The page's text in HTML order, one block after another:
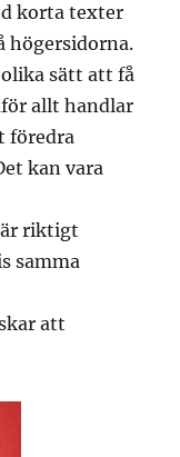
korta texter
högersidorna.
sätt att få
allt handlar
föredra
kan vara
riktigt
samma
att